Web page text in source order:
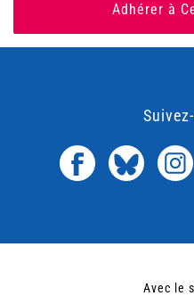
Adhérer à
Avec le